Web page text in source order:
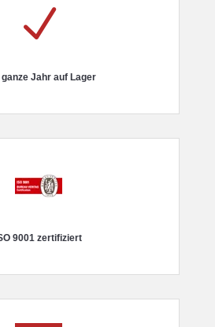
N
Jahr auf Lager
9001 zertifiziert